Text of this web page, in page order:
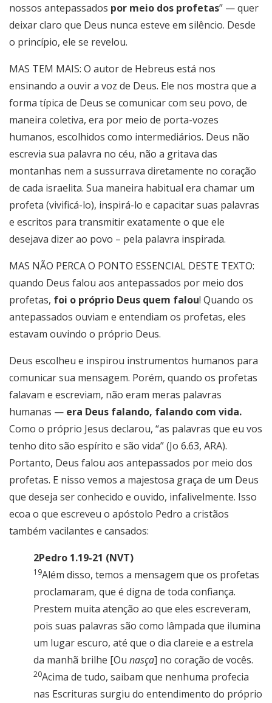
nossos antepassados por meio dos profetas” — quer
deixar claro que Deus nunca esteve em silêncio. Desde
o princípio, ele se revelou.
MAS TEM MAIS: O autor de Hebreus está nos
ensinando a ouvir a voz de Deus. Ele nos mostra que a
forma típica de Deus se comunicar com seu povo, de
maneira coletiva, era por meio de porta-vozes
humanos, escolhidos como intermediários. Deus não
escrevia sua palavra no céu, não a gritava das
montanhas nem a sussurrava diretamente no coração
de cada israelita. Sua maneira habitual era chamar um
profeta (vivificá-lo), inspirá-lo e capacitar suas palavras
e escritos para transmitir exatamente o que ele
desejava dizer ao povo – pela palavra inspirada.
MAS NÃO PERCA O PONTO ESSENCIAL DESTE TEXTO:
quando Deus falou aos antepassados por meio dos
profetas, foi o próprio Deus quem falou! Quando os
antepassados ouviam e entendiam os profetas, eles
estavam ouvindo o próprio Deus.
Deus escolheu e inspirou instrumentos humanos para
comunicar sua mensagem. Porém, quando os profetas
falavam e escreviam, não eram meras palavras
humanas — era Deus falando, falando com vida.
Como o próprio Jesus declarou, “as palavras que eu vos
tenho dito são espírito e são vida” (Jo 6.63, ARA).
Portanto, Deus falou aos antepassados por meio dos
profetas. E nisso vemos a majestosa graça de um Deus
que deseja ser conhecido e ouvido, infalivelmente. Isso
ecoa o que escreveu o apóstolo Pedro a cristãos
também vacilantes e cansados:
2Pedro 1.19-21 (NVT)
19Além disso, temos a mensagem que os profetas
proclamaram, que é digna de toda confiança.
Prestem muita atenção ao que eles escreveram,
pois suas palavras são como lâmpada que ilumina
um lugar escuro, até que o dia clareie e a estrela
da manhã brilhe [Ou nasça] no coração de vocês.
20Acima de tudo, saibam que nenhuma profecia
nas Escrituras surgiu do entendimento do próprio